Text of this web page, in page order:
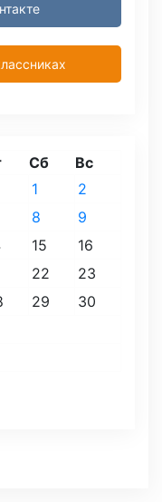
Сб Вс
1
2
8
9
15
16
22
23
29
30